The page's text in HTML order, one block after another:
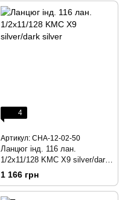
4
Артикул: CHA-12-02-50
Ланцюг інд. 116 лан.
1/2x11/128 KMC X9 silver/dark
silver
1 166 грн